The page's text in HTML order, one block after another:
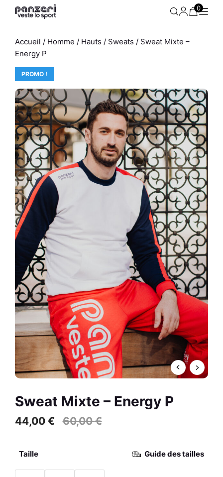
Jogging Femme - Uni H - Noir
/ Rose Fluo
59,00€ + AJOUTER
Aller
0
Accueil / Homme / Hauts / Sweats / Sweat Mixte –
Energy P
PROMO !
Sweat Mixte – Energy P
44,00 € 60,00€
Taille Guide des tailles